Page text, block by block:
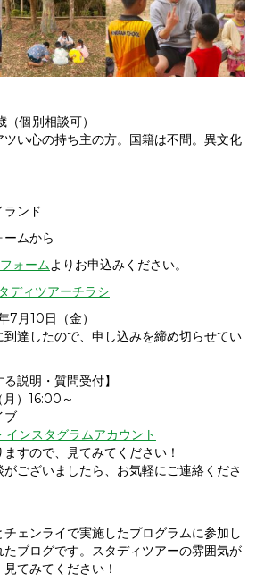
（個別相談可）
い心の持ち主の方。国籍は不問。異文化
ンド
ムから
ォームよりお申込みください。
ディツアーチラシ
7月10日（金）
達したので、申し込みを締め切らせてい
説明・質問受付】
）16:00～
ブ
インスタグラムアカウント
すので、見てみてください！
ございましたら、お気軽にご連絡くださ
ェンライで実施したプログラムに参加し
ブログです。スタディツアーの雰囲気が
てみてください！